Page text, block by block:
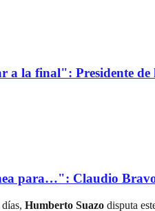
a la final": Presidente
para…": Claudio
Humberto Suazo disputa